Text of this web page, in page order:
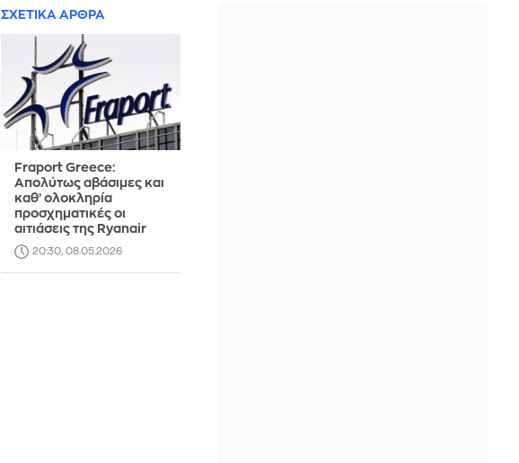
ΣΧΕΤΙΚΑ ΑΡΘΡΑ
Fraport Greece:
Απολύτως αβάσιμες και
καθ’ ολοκληρία
προσχηματικές οι
αιτιάσεις της Ryanair
20:30, 08.05.2026